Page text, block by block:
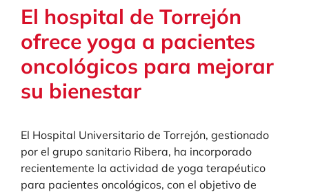
El hospital de Torrejón
ofrece yoga a pacientes
oncológicos para mejorar
su bienestar
El Hospital Universitario de Torrejón, gestionado
por el grupo sanitario Ribera, ha incorporado
recientemente la actividad de yoga terapéutico
para pacientes oncológicos, con el objetivo de